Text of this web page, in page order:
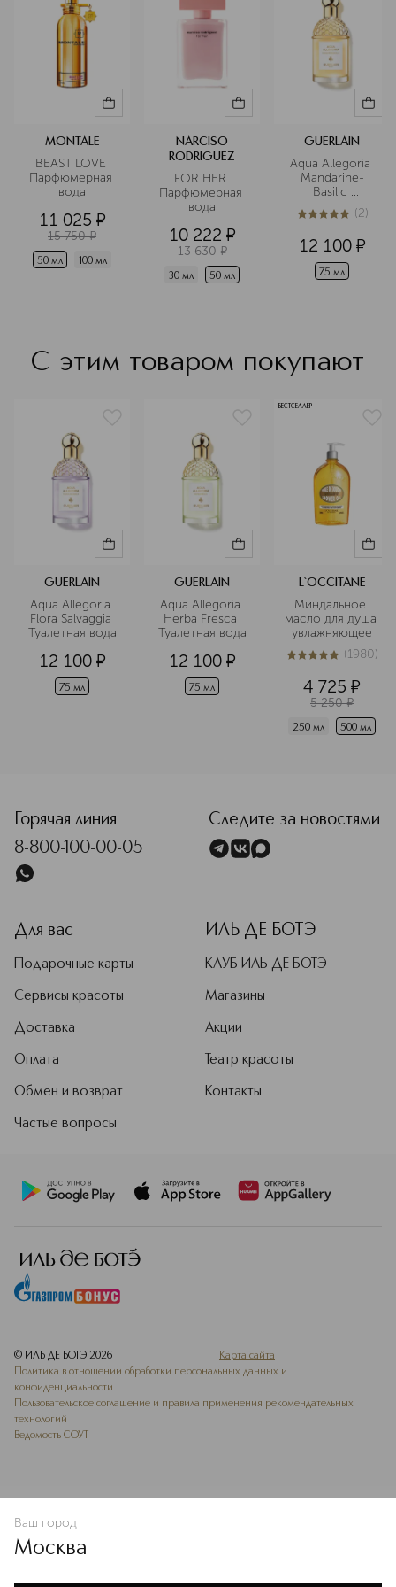
других своих ароматов Нарсисо
Родригес по-прежнему выбирает
мускус как основу композиции.
MONTALE
BEAST LOVE
Парфюмерная
вода
11 025 ¤
15 750 ¤
50 мл 100 мл
NARCISO
RODRIGUEZ
FOR HER
Парфюмерная
вода
10 222 ¤
13 630 ¤
30 мл 50 мл
GUERLAIN
Aqua Allegoria
Mandarine-
Basilic
Туалетная вода
5из 52 (2)
12 100 ¤
75 мл
С этим товаром покупают
GUERLAIN
Aqua Allegoria
Flora Salvaggia
Туалетная вода
12 100 ¤
75 мл
GUERLAIN
Aqua Allegoria
Herba Fresca
Туалетная вода
12 100 ¤
75 мл
БЕСТСЕЛЛЕР
L`OCCITANE
Миндальное
масло для душа
увлажняющее
5из 51980 (1980)
4 725 ¤
5 250 ¤
250 мл 500 мл
В КОРЗИНУ
Горячая линия
8-800-100-00-05
Следите за новостями
Для вас
Подарочные карты
Сервисы красоты
Доставка
Оплата
Обмен и возврат
Частые вопросы
ИЛЬ ДЕ БОТЭ
КЛУБ ИЛЬ ДЕ БОТЭ
Магазины
Акции
Театр красоты
Контакты
© ИЛЬ ДЕ БОТЭ 2026
Карта сайта
Политика в отношении обработки персональных данных и
конфиденциальности
Пользовательское соглашение и правила применения рекомендательных
технологий
Ведомость СОУТ
Ваш город
Москва